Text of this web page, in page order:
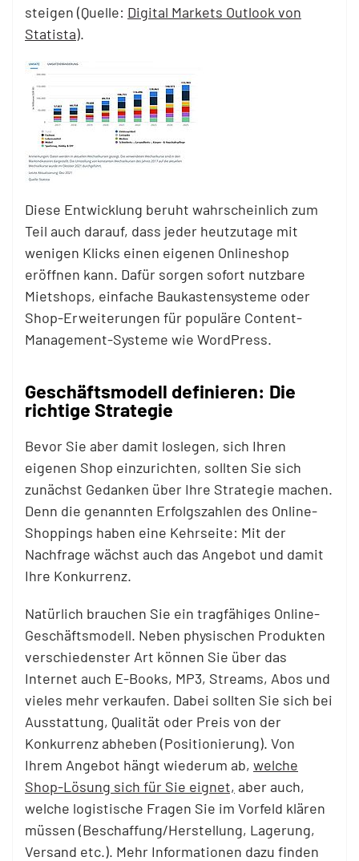
steigen (Quelle: Digital Markets Outlook von
Statista).
Diese Entwicklung beruht wahrscheinlich zum
Teil auch darauf, dass jeder heutzutage mit
wenigen Klicks einen eigenen Onlineshop
eröffnen kann. Dafür sorgen sofort nutzbare
Mietshops, einfache Baukastensysteme oder
Shop-Erweiterungen für populäre Content-
Management-Systeme wie WordPress.
Geschäftsmodell definieren: Die
richtige Strategie
Bevor Sie aber damit loslegen, sich Ihren
eigenen Shop einzurichten, sollten Sie sich
zunächst Gedanken über Ihre Strategie machen.
Denn die genannten Erfolgszahlen des Online-
Shoppings haben eine Kehrseite: Mit der
Nachfrage wächst auch das Angebot und damit
Ihre Konkurrenz.
Natürlich brauchen Sie ein tragfähiges Online-
Geschäftsmodell. Neben physischen Produkten
verschiedenster Art können Sie über das
Internet auch E-Books, MP3, Streams, Abos und
vieles mehr verkaufen. Dabei sollten Sie sich bei
Ausstattung, Qualität oder Preis von der
Konkurrenz abheben (Positionierung). Von
Ihrem Angebot hängt wiederum ab, welche
Shop-Lösung sich für Sie eignet, aber auch,
welche logistische Fragen Sie im Vorfeld klären
müssen (Beschaffung/Herstellung, Lagerung,
Versand etc.). Mehr Informationen dazu finden